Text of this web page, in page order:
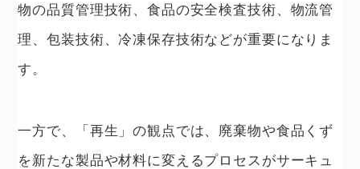
物の品質管理技術、食品の安全検査技術、物流管
理、包装技術、冷凍保存技術などが重要になりま
す。
一方で、「再生」の観点では、廃棄物や食品くず
を新たな製品や材料に変えるプロセスがサーキュ